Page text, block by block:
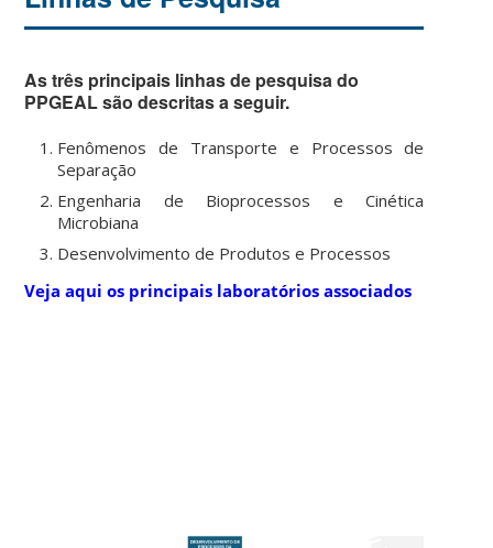
As três principais linhas de pesquisa do
PPGEAL são descritas a seguir.
Fenômenos de Transporte e Processos de
Separação
Engenharia de Bioprocessos e Cinética
Microbiana
Desenvolvimento de Produtos e Processos
Veja aqui os principais laboratórios associados